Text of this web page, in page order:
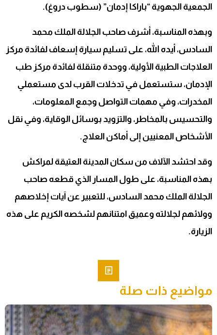
الجمعية الجهوية “باراكا إدمان” (سطوب دروغ).
وبهذه المناسبة، أشرف صاحب الجلالة الملك محمد
السادس، أيده الله، على تسليم سيارة إسعاف لفائدة مركز
العلاجات الطبية الأولية، ووحدة متنقلة لفائدة مركز طب
الإدمان، ستستعمل في تدخلات القرب لدى مستعملي
المخدرات، وفي مهمات التواصل وجمع المعلومات،
والتحسيس بالمخاطر، والتزويد بوسائل الوقاية، وفي نقل
الأشخاص المعنيين إلى أماكن العلاج.
وقد احتشد الآلاف من سكان المدينة العتيقة لمراكش
بهذه المناسبة، على طول المسار الذي قطعه صاحب
الجلالة الملك محمد السادس، للتعبير عن آيات إخلاصهم
وولائهم لجلالته وعميق امتنانهم لشخصه الكريم على هذه
الزيارة.
مواضيع ذات صلة